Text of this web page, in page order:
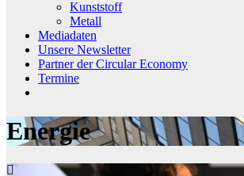
Kunststoff
Metall
Mediadaten
Unsere Newsletter
Partner der Circular Economy
Termine
Energie